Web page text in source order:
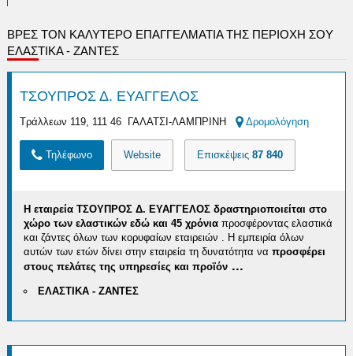
ΒΡΕΣ ΤΟΝ ΚΑΛΎΤΕΡΟ ΕΠΑΓΓΕΛΜΑΤΊΑ ΤΗΣ ΠΕΡΙΟΧΉ ΣΟΥ
ΕΛΑΣΤΙΚΑ - ΖΑΝΤΕΣ
ΤΣΟΥΠΡΟΣ Δ. ΕΥΑΓΓΕΛΟΣ
Τράλλεων 119, 111 46 ΓΑΛΑΤΣΙ-ΛΑΜΠΡΙΝΗ Δρομολόγηση
Τηλέφωνο Website Επισκέψεις87 840
Η εταιρεία ΤΣΟΥΠΡΟΣ Δ. ΕΥΑΓΓΕΛΟΣ δραστηριοποιείται στο
χώρο των ελαστικών εδώ και 45 χρόνιαπροσφέροντας ελαστικά
και ζάντες όλων των κορυφαίων εταιρειών . Η εμπειρία όλων
αυτών των ετών δίνει στην εταιρεία τη δυνατότητα ναπροσφέρει
στους πελάτες της υπηρεσίες και προϊόν ...
ΕΛΑΣΤΙΚΑ - ΖΑΝΤΕΣ